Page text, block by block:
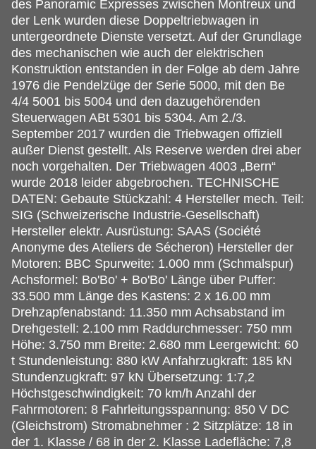
des Panoramic Expresses zwischen Montreux und
der Lenk wurden diese Doppeltriebwagen in
untergeordnete Dienste versetzt. Auf der Grundlage
des mechanischen wie auch der elektrischen
Konstruktion entstanden in der Folge ab dem Jahre
1976 die Pendelzüge der Serie 5000, mit den Be
4/4 5001 bis 5004 und den dazugehörenden
Steuerwagen ABt 5301 bis 5304. Am 2./3.
September 2017 wurden die Triebwagen offiziell
außer Dienst gestellt. Als Reserve werden drei aber
noch vorgehalten. Der Triebwagen 4003 „Bern“
wurde 2018 leider abgebrochen. TECHNISCHE
DATEN: Gebaute Stückzahl: 4 Hersteller mech. Teil:
SIG (Schweizerische Industrie-Gesellschaft)
Hersteller elektr. Ausrüstung: SAAS (Société
Anonyme des Ateliers de Sécheron) Hersteller der
Motoren: BBC Spurweite: 1.000 mm (Schmalspur)
Achsformel: Bo'Bo' + Bo'Bo' Länge über Puffer:
33.500 mm Länge des Kastens: 2 x 16.00 mm
Drehzapfenabstand: 11.350 mm Achsabstand im
Drehgestell: 2.100 mm Raddurchmesser: 750 mm
Höhe: 3.750 mm Breite: 2.680 mm Leergewicht: 60
t Stundenleistung: 880 kW Anfahrzugkraft: 185 kN
Stundenzugkraft: 97 kN Übersetzung: 1:7,2
Höchstgeschwindigkeit: 70 km/h Anzahl der
Fahrmotoren: 8 Fahrleitungsspannung: 850 V DC
(Gleichstrom) Stromabnehmer : 2 Sitzplätze: 18 in
der 1. Klasse / 68 in der 2. Klasse Ladefläche: 7,8